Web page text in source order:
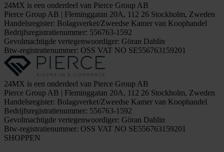
24MX is een onderdeel van Pierce Group AB
Pierce Group AB | Fleminggatan 20A, 112 26 Stockholm, Zweden
Handelsregister: Bolagsverket/Zweedse Kamer van Koophandel
Bedrijfsregistratienummer: 556763-1592
Gevolmachtigde vertegenwoordiger: Göran Dahlin
Btw-registratienummer: OSS VAT NO SE556763159201
24MX is een onderdeel van Pierce Group AB
Pierce Group AB | Fleminggatan 20A, 112 26 Stockholm, Zweden
Handelsregister: Bolagsverket/Zweedse Kamer van Koophandel
Bedrijfsregistratienummer: 556763-1592
Gevolmachtigde vertegenwoordiger: Göran Dahlin
Btw-registratienummer: OSS VAT NO SE556763159201
SHOPPEN